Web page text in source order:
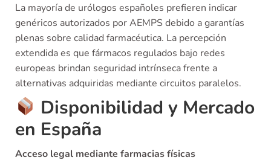
La mayoría de urólogos españoles prefieren indicar
genéricos autorizados por AEMPS debido a garantías
plenas sobre calidad farmacéutica. La percepción
extendida es que fármacos regulados bajo redes
europeas brindan seguridad intrínseca frente a
alternativas adquiridas mediante circuitos paralelos.
Disponibilidad y Mercado
en España
Acceso legal mediante farmacias físicas